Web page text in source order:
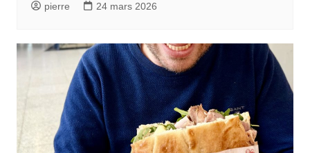
pierre 24 mars 2026